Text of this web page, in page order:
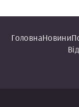
ГоловнаНовини